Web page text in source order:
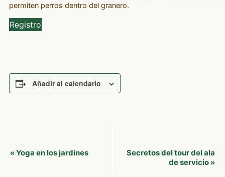
permiten perros dentro del granero.
Registro
Añadir al calendario
Navegación
« Yoga en los jardines
Secretos del tour del ala
de servicio »